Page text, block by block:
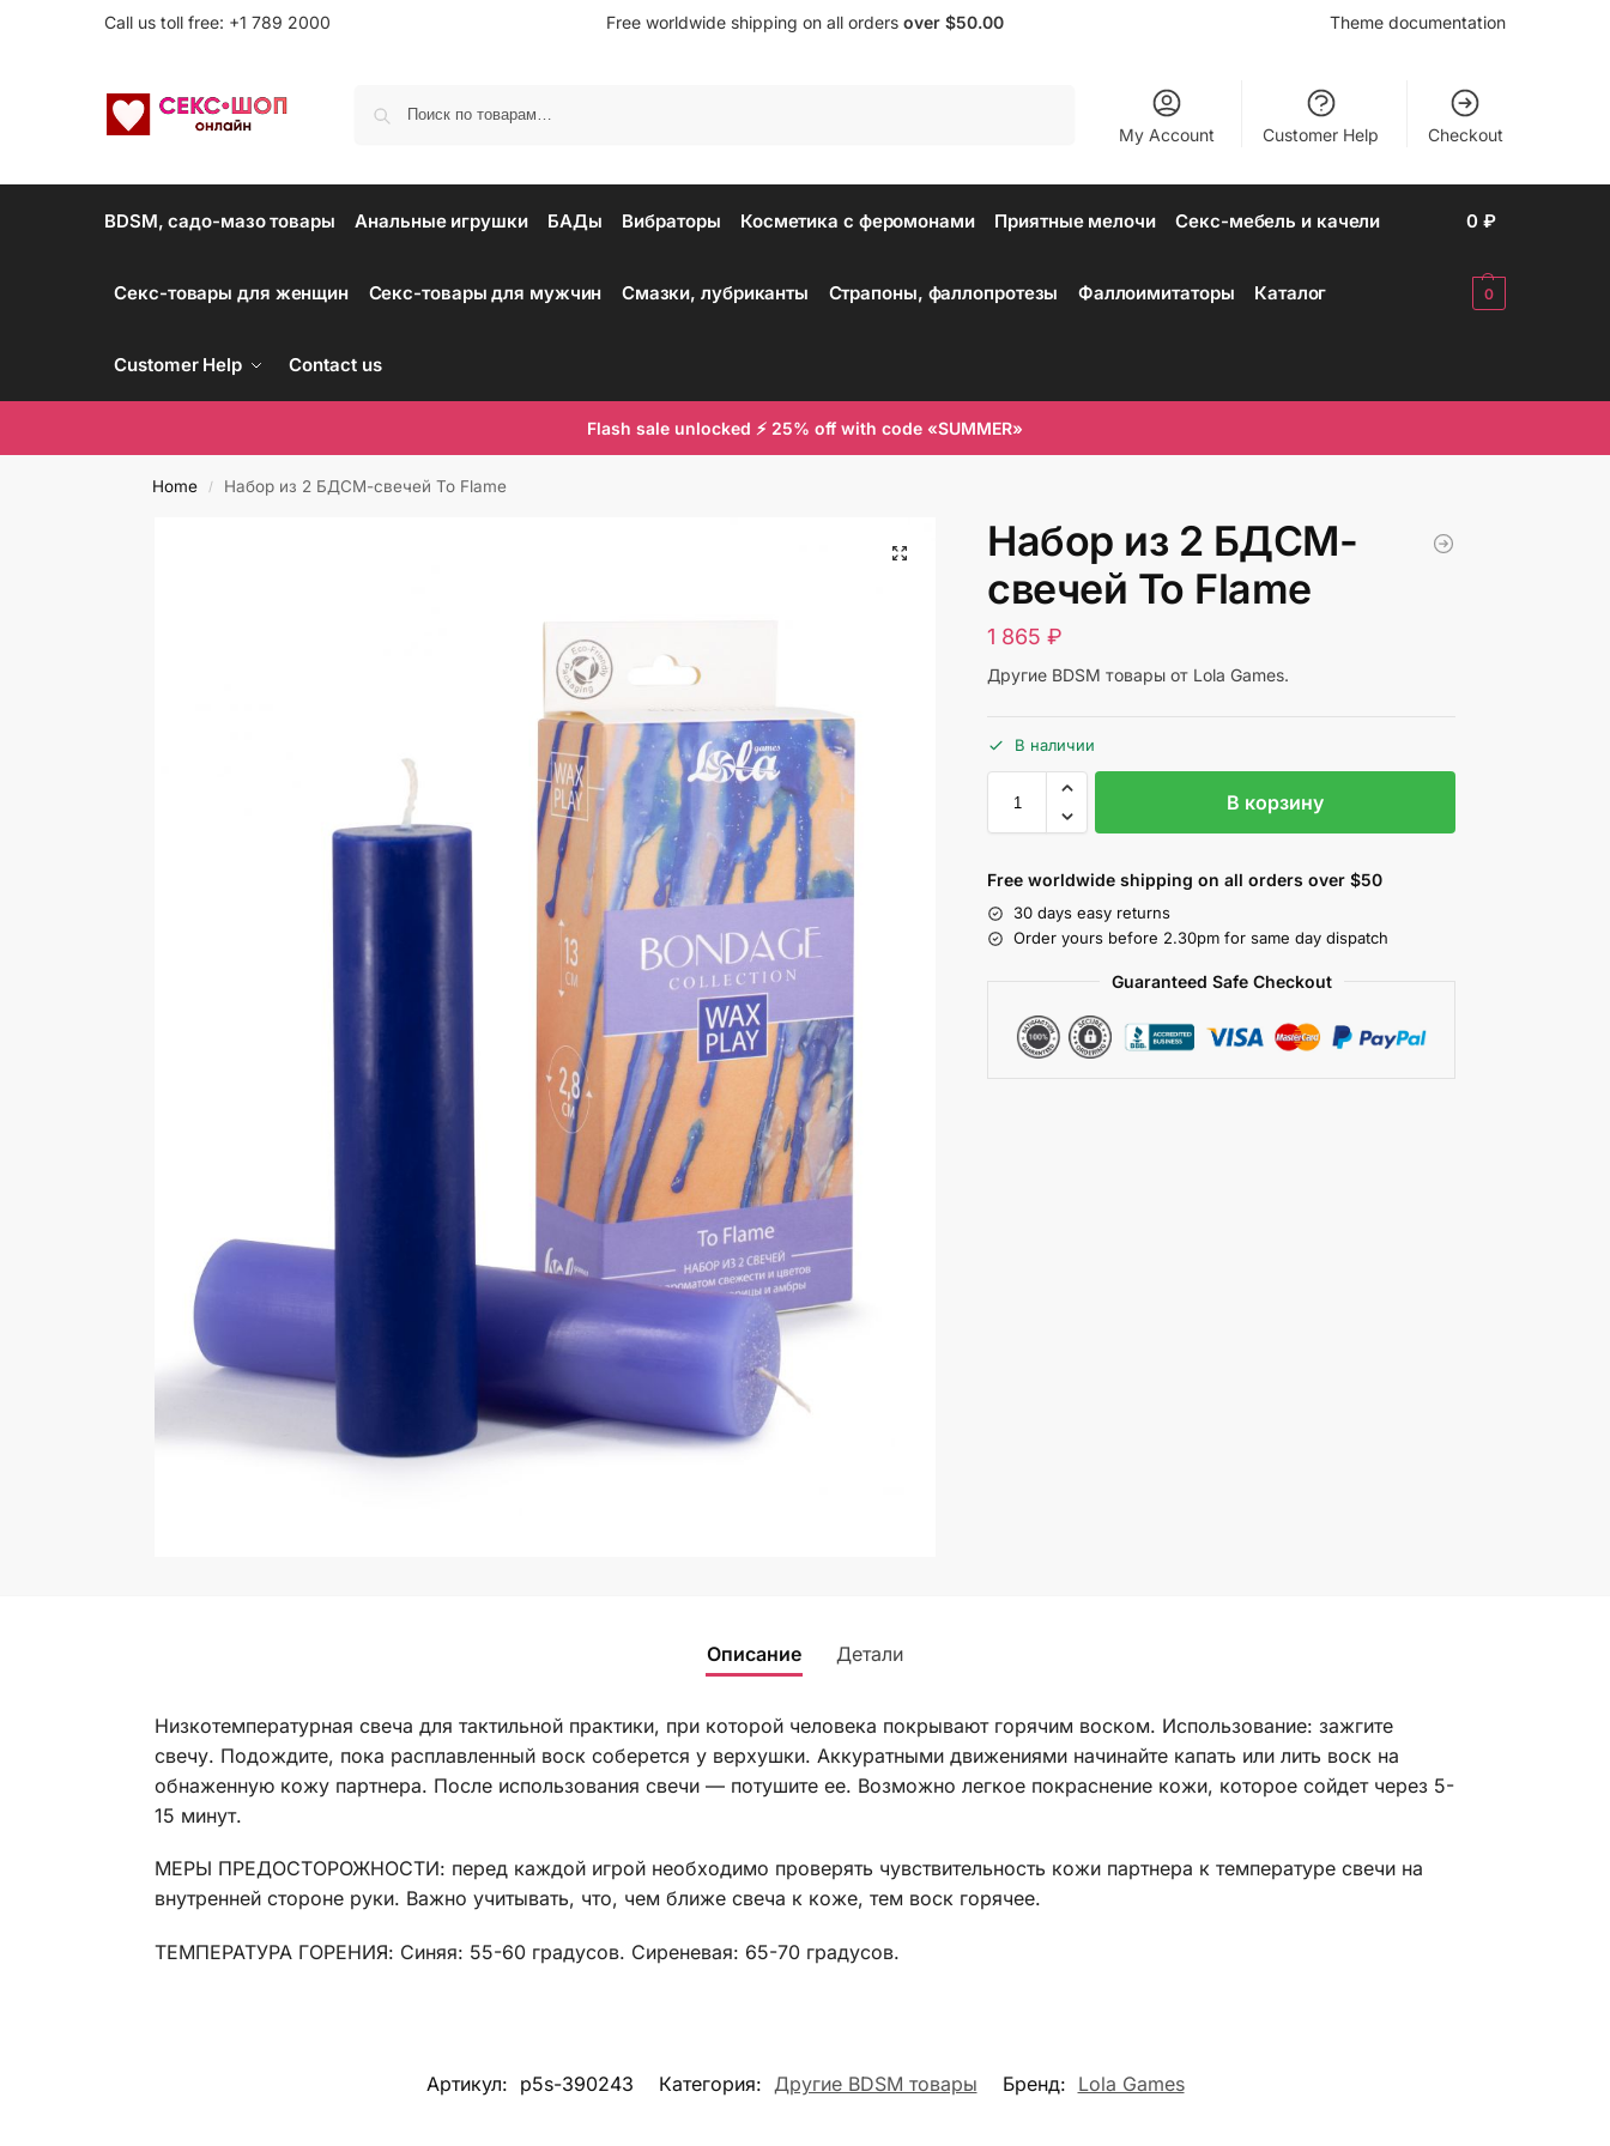
Call us toll free: +1 789 2000 Free worldwide shipping on all orders over $50.00 Theme documentation
My Account Customer Help Checkout
BDSM, садо-мазо товары Анальные игрушки БАДы Вибраторы Косметика с феромонами Приятные мелочи Секс-мебель и качели
Секс-товары для женщин Секс-товары для мужчин Смазки, лубриканты Страпоны, фаллопротезы Фаллоимитаторы Каталог
Customer Help Contact us
0 ₽
0
Flash sale unlocked ⚡ 25% off with code «SUMMER»
Home / Набор из 2 БДСМ-свечей To Flame
Набор из 2 БДСМ-
свечей To Flame
1 865₽
Другие BDSM товары от Lola Games.
В наличии
В корзину
Free worldwide shipping on all orders over $50
30 days easy returns
Order yours before 2.30pm for same day dispatch
Guaranteed Safe Checkout
Описание Детали
Низкотемпературная свеча для тактильной практики, при которой человека покрывают горячим воском. Использование: зажгите
свечу. Подождите, пока расплавленный воск соберется у верхушки. Аккуратными движениями начинайте капать или лить воск на
обнаженную кожу партнера. После использования свечи — потушите ее. Возможно легкое покраснение кожи, которое сойдет через 5-
15 минут.
МЕРЫ ПРЕДОСТОРОЖНОСТИ: перед каждой игрой необходимо проверять чувствительность кожи партнера к температуре свечи на
внутренней стороне руки. Важно учитывать, что, чем ближе свеча к коже, тем воск горячее.
ТЕМПЕРАТУРА ГОРЕНИЯ: Синяя: 55-60 градусов. Сиреневая: 65-70 градусов.
Артикул: p5s-390243 Категория: Другие BDSM товары Бренд: Lola Games